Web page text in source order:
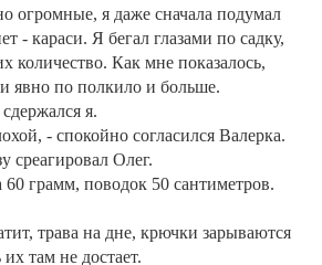
огромные, я даже сначала подумал
- караси. Я бегал глазами по садку,
количество. Как мне показалось,
явно по полкило и больше.
я.
- спокойно согласился Валерка.
среагировал Олег.
грамм, поводок 50 сантиметров.
трава на дне, крючки зарываются
там не достает.